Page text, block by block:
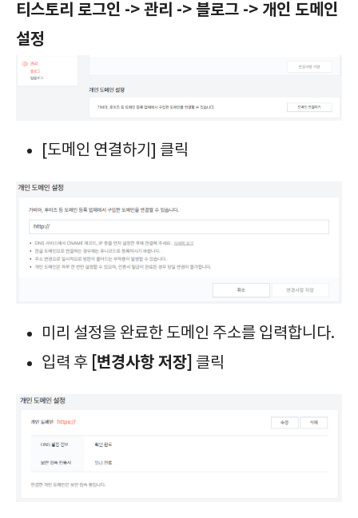
티스토리 로그인 -> 관리 -> 블로그 -> 개인 도메인
설정
[도메인 연결하기] 클릭
미리 설정을 완료한 도메인 주소를 입력합니다.
입력 후 [변경사항 저장] 클릭